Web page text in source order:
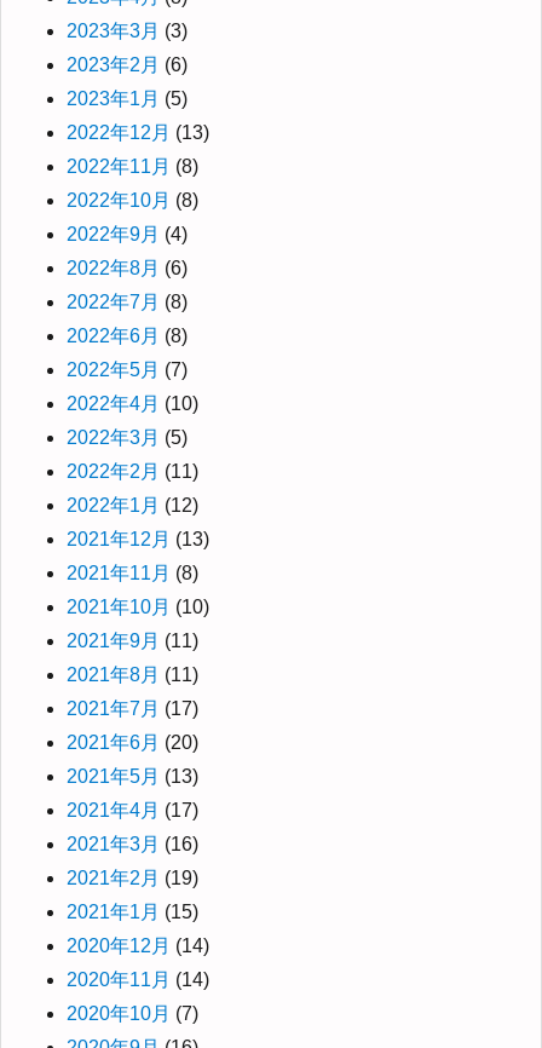
2023年3月 (3)
2023年2月 (6)
2023年1月 (5)
2022年12月 (13)
2022年11月 (8)
2022年10月 (8)
2022年9月 (4)
2022年8月 (6)
2022年7月 (8)
2022年6月 (8)
2022年5月 (7)
2022年4月 (10)
2022年3月 (5)
2022年2月 (11)
2022年1月 (12)
2021年12月 (13)
2021年11月 (8)
2021年10月 (10)
2021年9月 (11)
2021年8月 (11)
2021年7月 (17)
2021年6月 (20)
2021年5月 (13)
2021年4月 (17)
2021年3月 (16)
2021年2月 (19)
2021年1月 (15)
2020年12月 (14)
2020年11月 (14)
2020年10月 (7)